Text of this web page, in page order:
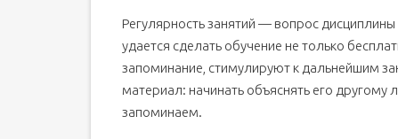
Регулярность занятий — вопрос
удается сделать обучение не только
запоминание, стимулируют к дальнейшим
материал: начинать объяснять его
запоминаем.